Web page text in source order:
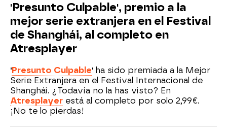
'Presunto Culpable', premio a la
mejor serie extranjera en el Festival
de Shanghái, al completo en
Atresplayer
'Presunto Culpable' ha sido premiada a la Mejor
Serie Extranjera en el Festival Internacional de
Shanghái. ¿Todavía no la has visto? En
Atresplayer está al completo por solo 2,99€.
¡No te lo pierdas!